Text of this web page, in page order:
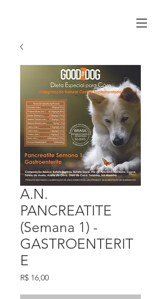
A.N.
PANCREATITE
(Semana 1) -
GASTROENTERIT
E
R$ 16,00Preço